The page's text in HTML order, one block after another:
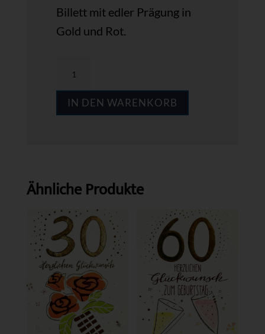
Billett mit edler Prägung in
Gold und Rot.
Menge
IN DEN WARENKORB
Ähnliche Produkte